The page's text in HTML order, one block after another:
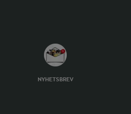
NYHETSBREV